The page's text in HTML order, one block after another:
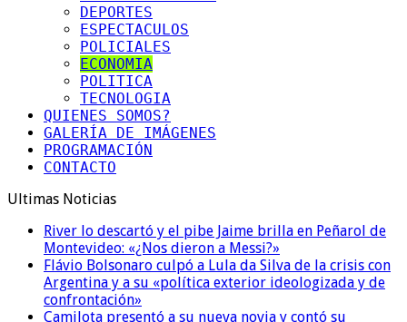
DEPORTES
ESPECTACULOS
POLICIALES
ECONOMIA
POLITICA
TECNOLOGIA
QUIENES SOMOS?
GALERÍA DE IMÁGENES
PROGRAMACIÓN
CONTACTO
Ultimas Noticias
River lo descartó y el pibe Jaime brilla en Peñarol de
Montevideo: «¿Nos dieron a Messi?»
Flávio Bolsonaro culpó a Lula da Silva de la crisis con
Argentina y a su «política exterior ideologizada y de
confrontación»
Camilota presentó a su nueva novia y contó su